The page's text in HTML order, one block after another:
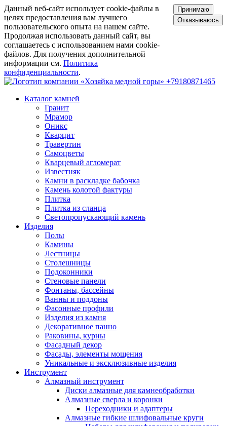
Данный веб-сайт использует cookie-файлы в
целях предоставления вам лучшего
пользовательского опыта на нашем сайте.
Продолжая использовать данный сайт, вы
соглашаетесь с использованием нами cookie-
файлов. Для получения дополнительной
информации см. Политика
конфиденциальности.
Принимаю
Отказываюсь
+79180871465
Каталог камней
Гранит
Мрамор
Оникс
Кварцит
Травертин
Самоцветы
Кварцевый агломерат
Известняк
Камни в раскладке бабочка
Камень колотой фактуры
Плитка
Плитка из сланца
Светопропускающий камень
Изделия
Полы
Камины
Лестницы
Столешницы
Подоконники
Стеновые панели
Фонтаны, бассейны
Ванны и поддоны
Фасонные профили
Изделия из камня
Декоративное панно
Раковины, курны
Фасадный декор
Фасады, элементы мощения
Уникальные и эксклюзивные изделия
Инструмент
Алмазный инструмент
Диски алмазные для камнеобработки
Алмазные сверла и коронки
Переходники и адаптеры
Алмазные гибкие шлифовальные круги